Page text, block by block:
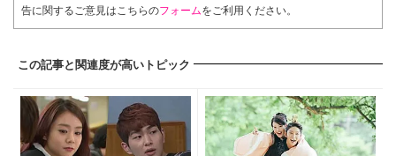
告に関するご意見はこちらのフォームをご利用ください。
この記事と関連度が高いトピック